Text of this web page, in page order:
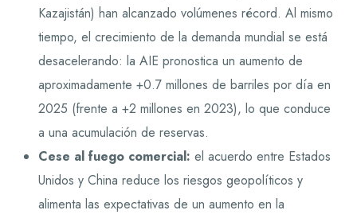
Kazajistán) han alcanzado volúmenes récord. Al mismo
tiempo, el crecimiento de la demanda mundial se está
desacelerando: la AIE pronostica un aumento de
aproximadamente +0.7 millones de barriles por día en
2025 (frente a +2 millones en 2023), lo que conduce
a una acumulación de reservas.
Cese al fuego comercial: el acuerdo entre Estados
Unidos y China reduce los riesgos geopolíticos y
alimenta las expectativas de un aumento en la